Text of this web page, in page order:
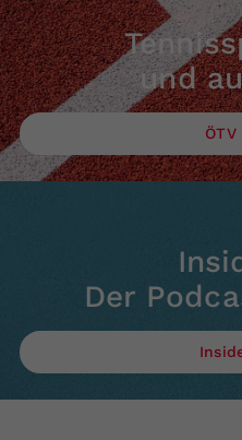
und
ÖTV
Der